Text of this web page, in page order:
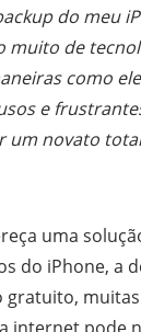
do meu
muito de
como
e
um novato
uma
do iPhone, a
gratuito,